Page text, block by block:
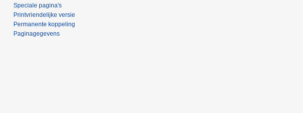
Speciale pagina's
Printvriendelijke versie
Permanente koppeling
Paginagegevens